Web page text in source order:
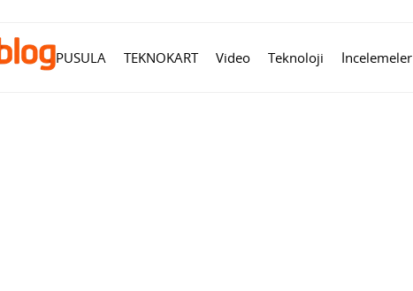
PUSULA TEKNOKART Video Teknoloji İncelemeler